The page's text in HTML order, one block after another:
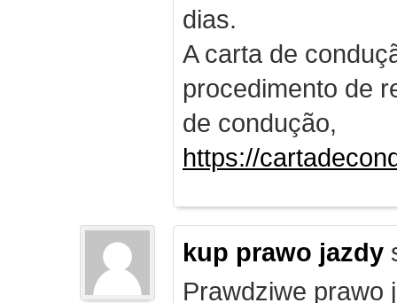
dias.
A carta de
procedimento de
de condução,
https://
kup prawo jazdy
Prawdziwe prawo